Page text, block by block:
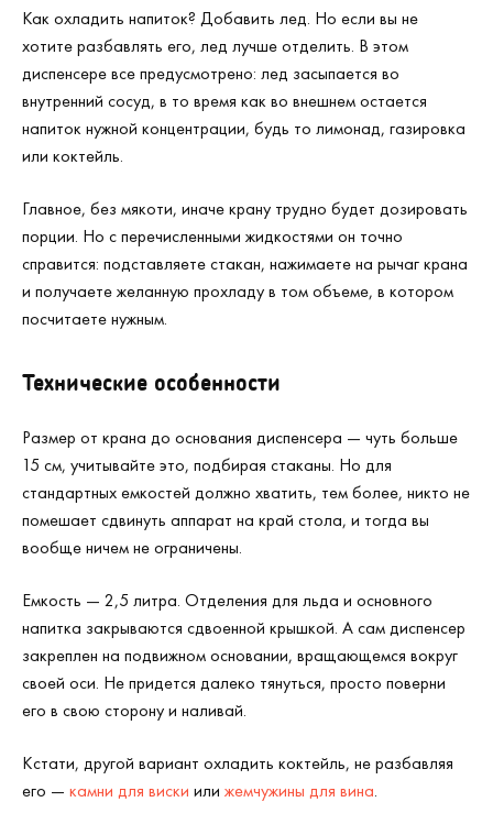
Как охладить напиток? Добавить лед. Но если вы не
хотите разбавлять его, лед лучше отделить. В этом
диспенсере все предусмотрено: лед засыпается во
внутренний сосуд, в то время как во внешнем остается
напиток нужной концентрации, будь то лимонад, газировка
или коктейль.
Главное, без мякоти, иначе крану трудно будет дозировать
порции. Но с перечисленными жидкостями он точно
справится: подставляете стакан, нажимаете на рычаг крана
и получаете желанную прохладу в том объеме, в котором
посчитаете нужным.
Технические особенности
Размер от крана до основания диспенсера — чуть больше
15 см, учитывайте это, подбирая стаканы. Но для
стандартных емкостей должно хватить, тем более, никто не
помешает сдвинуть аппарат на край стола, и тогда вы
вообще ничем не ограничены.
Емкость — 2,5 литра. Отделения для льда и основного
напитка закрываются сдвоенной крышкой. А сам диспенсер
закреплен на подвижном основании, вращающемся вокруг
своей оси. Не придется далеко тянуться, просто поверни
его в свою сторону и наливай.
Кстати, другой вариант охладить коктейль, не разбавляя
его — камни для виски или жемчужины для вина.